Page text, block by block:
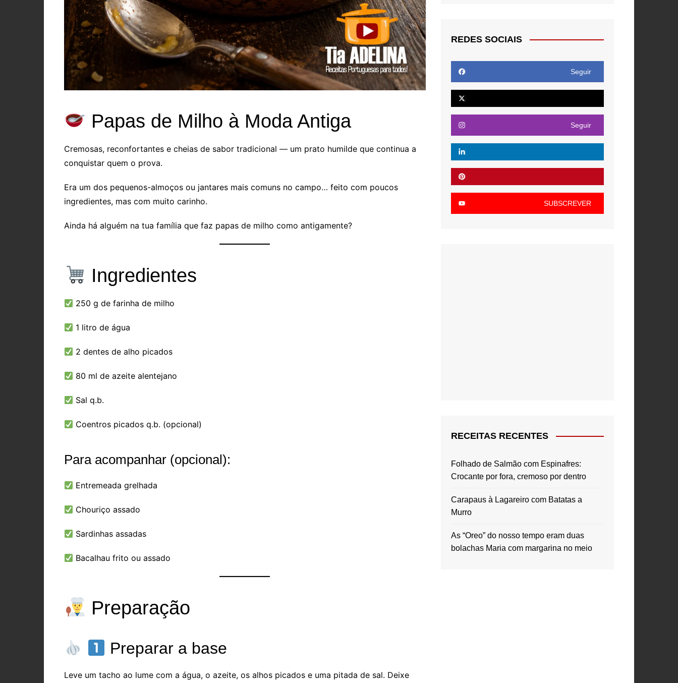
Papas de Milho à Moda Antiga
Cremosas, reconfortantes e cheias de sabor tradicional — um prato humilde que continua a
conquistar quem o prova.
Era um dos pequenos-almoços ou jantares mais comuns no campo… feito com poucos
ingredientes, mas com muito carinho.
Ainda há alguém na tua família que faz papas de milho como antigamente?
Ingredientes
250 g de farinha de milho
1 litro de água
2 dentes de alho picados
80 ml de azeite alentejano
Sal q.b.
Coentros picados q.b. (opcional)
Para acompanhar (opcional):
Entremeada grelhada
Chouriço assado
Sardinhas assadas
Bacalhau frito ou assado
Preparação
Preparar a base
Leve um tacho ao lume com a água, o azeite, os alhos picados e uma pitada de sal. Deixe
REDES SOCIAIS
Seguir
Seguir
SUBSCREVER
RECEITAS RECENTES
Folhado de Salmão com Espinafres:
Crocante por fora, cremoso por dentro
Carapaus à Lagareiro com Batatas a
Murro
As “Oreo” do nosso tempo eram duas
bolachas Maria com margarina no meio